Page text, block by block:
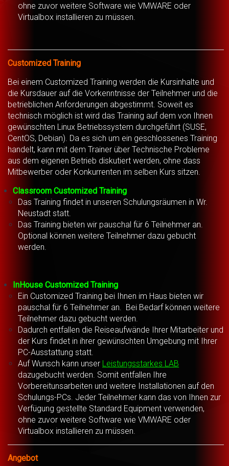
ohne zuvor weitere Software wie VMWARE oder
Virtualbox installieren zu müssen.
Customized Training
Bei einem Customized Training werden die Kursinhalte und
die Kursdauer auf die Vorkenntnisse der Teilnehmer und die
betrieblichen Anforderungen abgestimmt. Soweit es
technisch möglich ist wird das Training auf dem von Ihnen
gewünschten Linux Betriebssystem durchgeführt (SUSE,
CentOS, Debian). Da es sich um ein geschlossenes Training
handelt, kann mit dem Trainer über Technische Probleme
aus dem eigenen Betrieb diskutiert werden, ohne dass
Mitbewerber oder Konkurrenten im selben Kurs sitzen.
Classroom Customized Training
Das Training findet in unseren Schulungsräumen in Wr.
Neustadt statt.
Das Training bieten wir pauschal für 6 Teilnehmer an.
Optional können weitere Teilnehmer dazu gebucht
werden.
InHouse Customized Training
Ein Customized Training bei Ihnen im Haus bieten wir
pauschal für 6 Teilnehmer an. Bei Bedarf können weitere
Teilnehmer dazu gebucht werden.
Dadurch entfallen die Reiseaufwände Ihrer Mitarbeiter und
der Kurs findet in ihrer gewünschten Umgebung mit Ihrer
PC-Ausstattung statt.
Auf Wunsch kann unser Leistungsstarkes LAB
dazugebucht werden. Somit entfallen Ihre
Vorbereitunsarbeiten und weitere Installationen auf den
Schulungs-PCs. Jeder Teilnehmer kann das von Ihnen zur
Verfügung gestellte Standard Equipment verwenden,
ohne zuvor weitere Software wie VMWARE oder
Virtualbox installieren zu müssen.
Angebot